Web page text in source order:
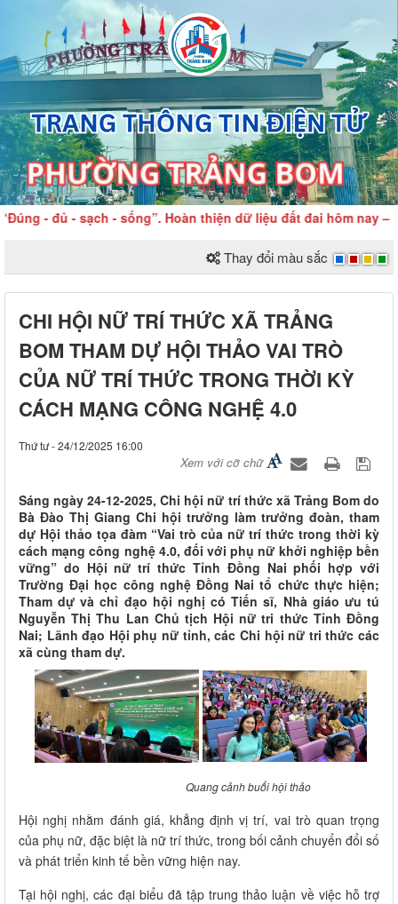
- đủ - sạch - sống”. Hoàn thiện dữ liệu đất đai hôm nay –
Thay đổi màu sắc
CHI HỘI NỮ TRÍ THỨC XÃ TRẢNG
BOM THAM DỰ HỘI THẢO VAI TRÒ
CỦA NỮ TRÍ THỨC TRONG THỜI KỲ
CÁCH MẠNG CÔNG NGHỆ 4.0
Thứ tư - 24/12/2025 16:00
Xem với cỡ chữ
Sáng ngày 24-12-2025, Chi hội nữ trí thức xã Trảng Bom do
Bà Đào Thị Giang Chi hội trưởng làm trưởng đoàn, tham
dự Hội thảo tọa đàm “Vai trò của nữ trí thức trong thời kỳ
cách mạng công nghệ 4.0, đối với phụ nữ khởi nghiệp bền
vững” do Hội nữ trí thức Tỉnh Đồng Nai phối hợp với
Trường Đại học công nghệ Đồng Nai tổ chức thực hiện;
Tham dự và chỉ đạo hội nghị có Tiến sĩ, Nhà giáo ưu tú
Nguyễn Thị Thu Lan Chủ tịch Hội nữ tri thức Tỉnh Đồng
Nai; Lãnh đạo Hội phụ nữ tỉnh, các Chi hội nữ tri thức các
xã cùng tham dự.
Quang cảnh buổi hội thảo
Hội nghị nhằm đánh giá, khẳng định vị trí, vai trò quan trọng
của phụ nữ, đặc biệt là nữ trí thức, trong bối cảnh chuyển đổi số
và phát triển kinh tế bền vững hiện nay.
Tại hội nghị, các đại biểu đã tập trung thảo luận về việc hỗ trợ